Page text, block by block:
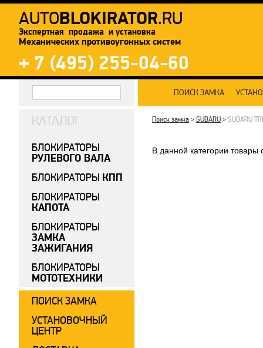
AUTOBLOKIRATOR.RU
Экспертная продажа и установка
Механических противоугонных систем
+ 7 (495) 255-04-60
ПОИСК ЗАМКА
Поиск замка > SUBARU > SUBARU
В данной категории товары
КАТАЛОГ
БЛОКИРАТОРЫ
РУЛЕВОГО ВАЛА
БЛОКИРАТОРЫ КПП
БЛОКИРАТОРЫ
КАПОТА
БЛОКИРАТОРЫ
ЗАМКА
ЗАЖИГАНИЯ
БЛОКИРАТОРЫ
МОТОТЕХНИКИ
ПОИСК ЗАМКА
УСТАНОВОЧНЫЙ
ЦЕНТР